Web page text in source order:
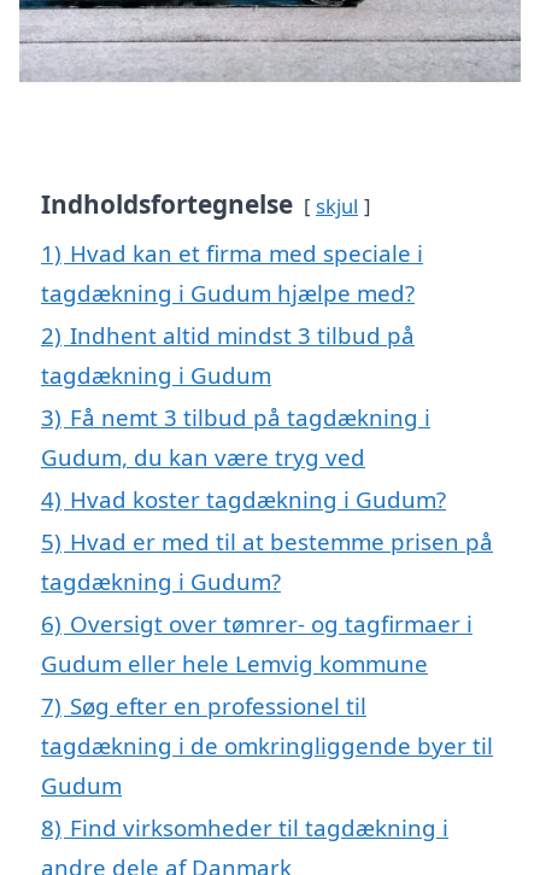
Indholdsfortegnelse skjul
1) Hvad kan et firma med speciale i
tagdækning i Gudum hjælpe med?
2) Indhent altid mindst 3 tilbud på
tagdækning i Gudum
3) Få nemt 3 tilbud på tagdækning i
Gudum, du kan være tryg ved
4) Hvad koster tagdækning i Gudum?
5) Hvad er med til at bestemme prisen på
tagdækning i Gudum?
6) Oversigt over tømrer- og tagfirmaer i
Gudum eller hele Lemvig kommune
7) Søg efter en professionel til
tagdækning i de omkringliggende byer til
Gudum
8) Find virksomheder til tagdækning i
andre dele af Danmark